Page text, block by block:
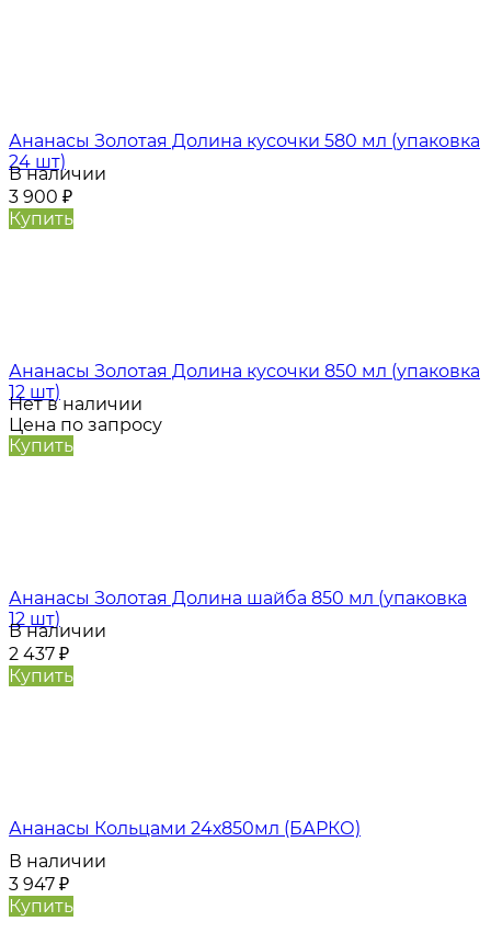
Ананасы Золотая Долина кусочки 580 мл (упаковка
24 шт)
В наличии
3 900 ₽
Купить
Ананасы Золотая Долина кусочки 850 мл (упаковка
12 шт)
Нет в наличии
Цена по запросу
Купить
Ананасы Золотая Долина шайба 850 мл (упаковка
12 шт)
В наличии
2 437 ₽
Купить
Ананасы Кольцами 24х850мл (БАРКО)
В наличии
3 947 ₽
Купить